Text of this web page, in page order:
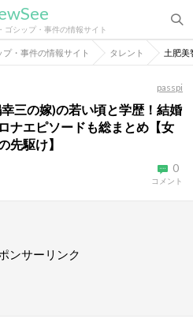
ゴシップ・事件の情報サイト
・事件の情報サイト タレント 土肥美
passpi
三の嫁)の若い頃と学歴！結婚
ナエピソードも総まとめ【女
先駆け】
0
コメント
ンサーリンク